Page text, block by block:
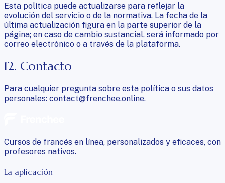
Esta política puede actualizarse para reflejar la
evolución del servicio o de la normativa. La fecha de la
última actualización figura en la parte superior de la
página; en caso de cambio sustancial, será informado por
correo electrónico o a través de la plataforma.
12. Contacto
Para cualquier pregunta sobre esta política o sus datos
personales: contact@frenchee.online.
Cursos de francés en línea, personalizados y eficaces, con
profesores nativos.
La aplicación